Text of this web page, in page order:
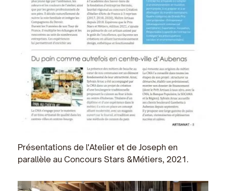
Présentations de l'Atelier et de Joseph en
parallèle au Concours Stars &Métiers, 2021.